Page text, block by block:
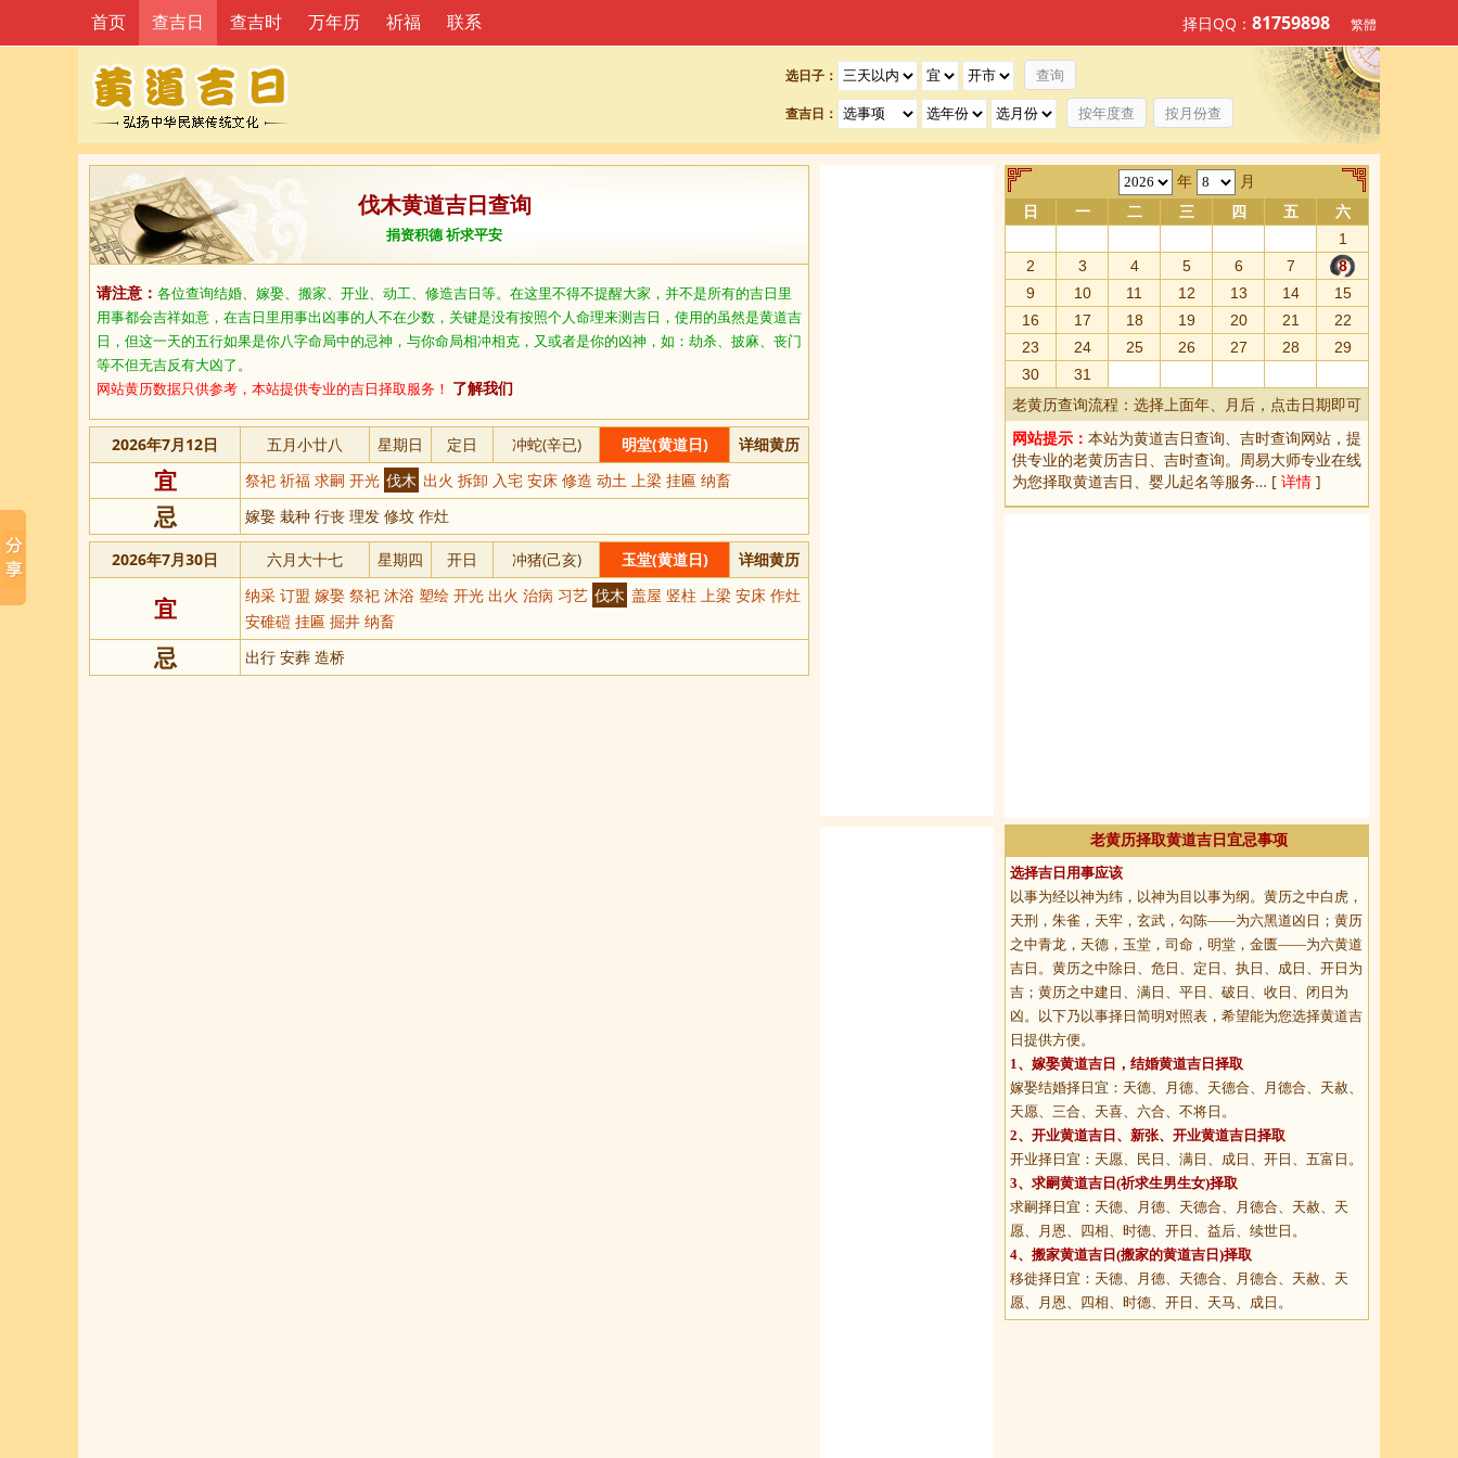
选日子：
查吉日： 按年度查 按月份查
首页 查吉日 查吉时 万年历 祈福 联系 择日QQ： 81759898 繁體
伐木黄道吉日查询
捐资积德 祈求平安
请注意： 各位查询结婚、嫁娶、搬家、开业、动工、修造吉日等。在这里不得不提醒大家，并不是所有的吉日里
用事都会吉祥如意，在吉日里用事出凶事的人不在少数，关键是没有按照个人命理来测吉日，使用的虽然是黄道吉
日，但这一天的五行如果是你八字命局中的忌神，与你命局相冲相克，又或者是你的凶神，如：劫杀、披麻、丧门
等不但无吉反有大凶了。
网站黄历数据只供参考，本站提供专业的吉日择取服务！ 了解我们
2026年7月12日 五月小廿八 星期日 定日 冲蛇(辛已) 明堂(黄道日) 详细黄历
宜 祭祀 祈福 求嗣 开光 伐木 出火 拆卸 入宅 安床 修造 动土 上梁 挂匾 纳畜
忌 嫁娶 栽种 行丧 理发 修坟 作灶
2026年7月30日 六月大十七 星期四 开日 冲猪(己亥) 玉堂(黄道日) 详细黄历
宜 纳采 订盟 嫁娶 祭祀 沐浴 塑绘 开光 出火 治病 习艺 伐木 盖屋 竖柱 上梁 安床 作灶
安碓磑 挂匾 掘井 纳畜
忌 出行 安葬 造桥
年 月
日 一 二 三 四 五
六
1
2
3 4 5 6 7
8
9
10 11 12 13 14
15
16
17 18 19 20 21
22
23
24 25 26 27 28
29
30
31
老黄历查询流程：选择上面年、月后，点击日期即可
网站提示： 本站为黄道吉日查询、 吉时查询网站，提
供专业的老黄历吉日、吉时查询。周易大师专业在线
为您择取黄道吉日、婴儿起名等服务… [ 详情 ]
老黄历择取黄道吉日宜忌事项
选择吉日用事应该
以事为经以神为纬，以神为目以事为纲。黄历之中白虎，
天刑，朱雀，天牢，玄武，勾陈——为六黑道凶日；黄历
之中青龙，天德，玉堂，司命，明堂，金匮——为六黄道
吉日。黄历之中除日、危日、定日、执日、成日、开日为
吉；黄历之中建日、满日、平日、破日、收日、闭日为
凶。以下乃以事择日简明对照表，希望能为您选择黄道吉
日提供方便。
1、 嫁娶黄道吉日 ，结婚黄道吉日择取
嫁娶结婚择日宜：天德、月德、天德合、月德合、天赦、
天愿、三合、天喜、六合、不将日。
2、 开业黄道吉日 、新张、开业黄道吉日择取
开业择日宜：天愿、民日、满日、成日、开日、五富日。
3、 求嗣黄道吉日 (祈求生男生女)择取
求嗣择日宜：天德、月德、天德合、月德合、天赦、天
愿、月恩、四相、时德、开日、益后、续世日。
4、 搬家黄道吉日 (搬家的黄道吉日)择取
移徙择日宜：天德、月德、天德合、月德合、天赦、天
愿、月恩、四相、时德、开日、天马、成日。